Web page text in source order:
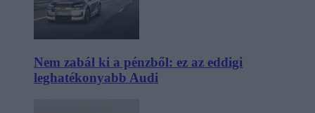
Nem zabál ki a pénzből: ez az eddigi
leghatékonyabb Audi